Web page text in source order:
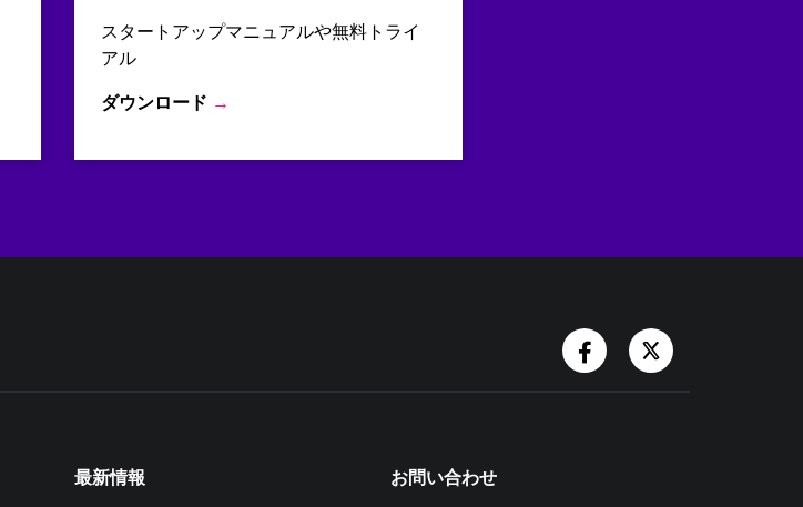
スタートアップマニュアルや無料トライ
アル
ダウンロード →
Facebook Account
Twitter Account
最新情報
お問い合わせ